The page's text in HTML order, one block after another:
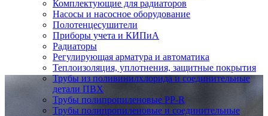
Комплектующие для радиаторов
Насосы и насосное оборудование
Полотенцесушители
Приборы учета и КИПиА
Радиаторы
Регулирующая арматура и автоматика
Теплоизоляция, уплотнения, защитные покрытия
Трубы из поливинилхлорида и соединительные
детали ПВХ
Трубы полипропиленовые PP-R
Трубы полипропиленовые и соединительные